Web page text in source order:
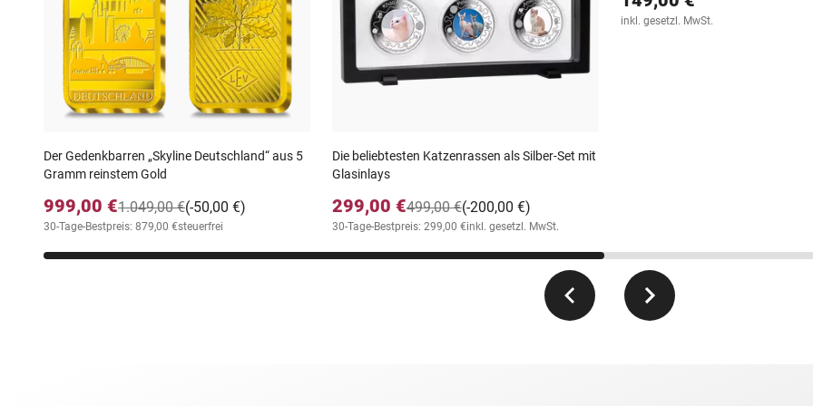
Einzelangebot
Der Gedenkbarren „Skyline Deutschland“ aus 5
Gramm reinstem Gold
999,00 € (-50,00 €)
1.049,00 €
Set
Die beliebtesten Katzenrassen als Silber-Set mit
Glasinlays
299,00 € (-200,00 €)
499,00 €
inkl. gesetzl. MwSt.
Set
2 DM "Max Planck" Komplett-